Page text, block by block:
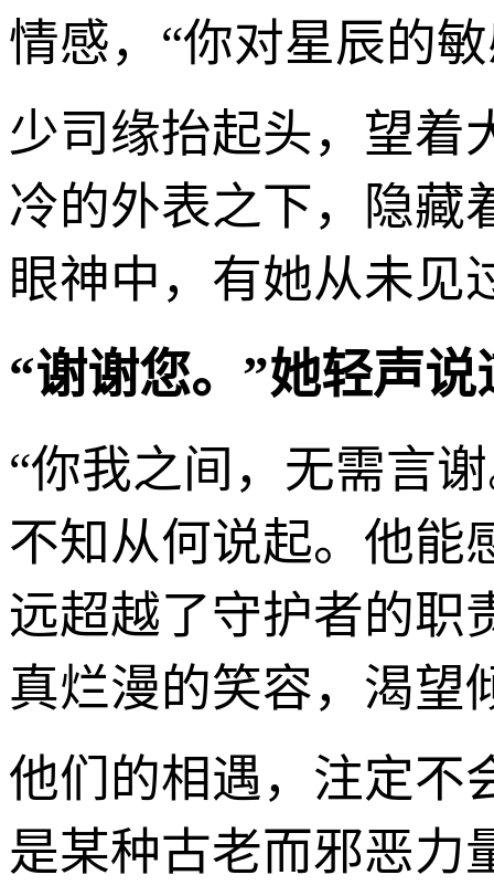
情感，“你对星辰的
少司缘抬起头，望着
冷的外表之下，隐藏
眼神中，有她从未见
“谢谢您。”她轻声
“你我之间，无需言
不知从何说起。他能
远超越了守护者的职
真烂漫的笑容，渴望
他们的相遇，注定不
是某种古老而邪恶力